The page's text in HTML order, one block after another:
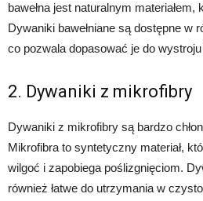
bawełna jest naturalnym materiałem,
Dywaniki bawełniane są dostępne w
co pozwala dopasować je do wystroju
2. Dywaniki z mikrofibry
Dywaniki z mikrofibry są bardzo
Mikrofibra to syntetyczny materiał,
wilgoć i zapobiega poślizgnięciom.
również łatwe do utrzymania w